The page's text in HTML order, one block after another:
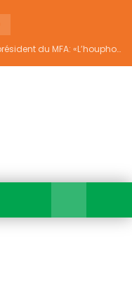
Fête de l’indépendance / Yaya Fofana, président du MFA: «L’houphouëtisme véritable ne divise pas»